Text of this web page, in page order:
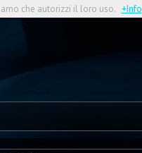
che autorizzi il loro uso. +Info